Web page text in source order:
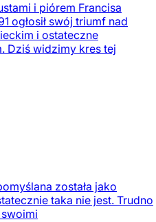
i piórem Francisa
ogłosił swój triumf nad
i ostateczne
Dziś widzimy kres tej
została jako
taka nie jest. Trudno